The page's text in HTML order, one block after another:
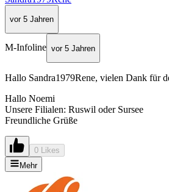
vor 5 Jahren
M-Infoline vor 5 Jahren
Hallo Sandra1979Rene, vielen Dank für
Hallo Noemi
Unsere Filialen: Ruswil oder Sursee
Freundliche Grüße
0 Likes
Mehr